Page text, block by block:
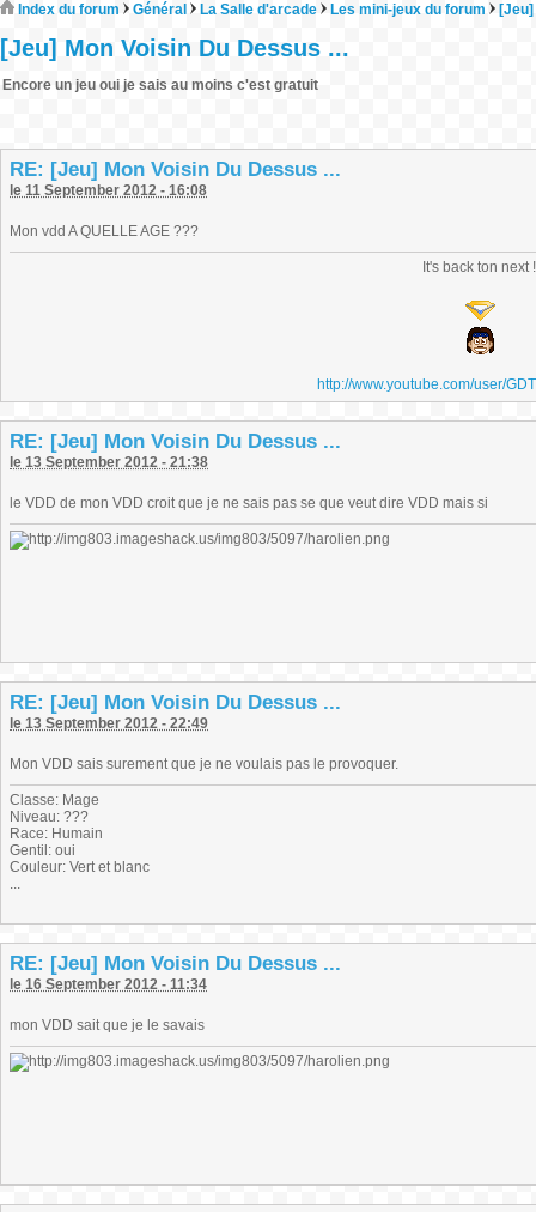
Index du forum Général La Salle d'arcade Les mini-jeux du forum
[Jeu] Mon Voisin Du Dessus ...
Encore un jeu oui je sais au moins c'est gratuit
RE: [Jeu] Mon Voisin Du Dessus ...
le 11 September 2012 - 16:08
Mon vdd A QUELLE AGE ???
It's back ton next !
http://www.youtube.com/user/
RE: [Jeu] Mon Voisin Du Dessus ...
le 13 September 2012 - 21:38
le VDD de mon VDD croit que je ne sais pas se que veut dire VDD mais si
RE: [Jeu] Mon Voisin Du Dessus ...
le 13 September 2012 - 22:49
Mon VDD sais surement que je ne voulais pas le provoquer.
Classe: Mage
Niveau: ???
Race: Humain
Gentil: oui
Couleur: Vert et blanc
...
RE: [Jeu] Mon Voisin Du Dessus ...
le 16 September 2012 - 11:34
mon VDD sait que je le savais